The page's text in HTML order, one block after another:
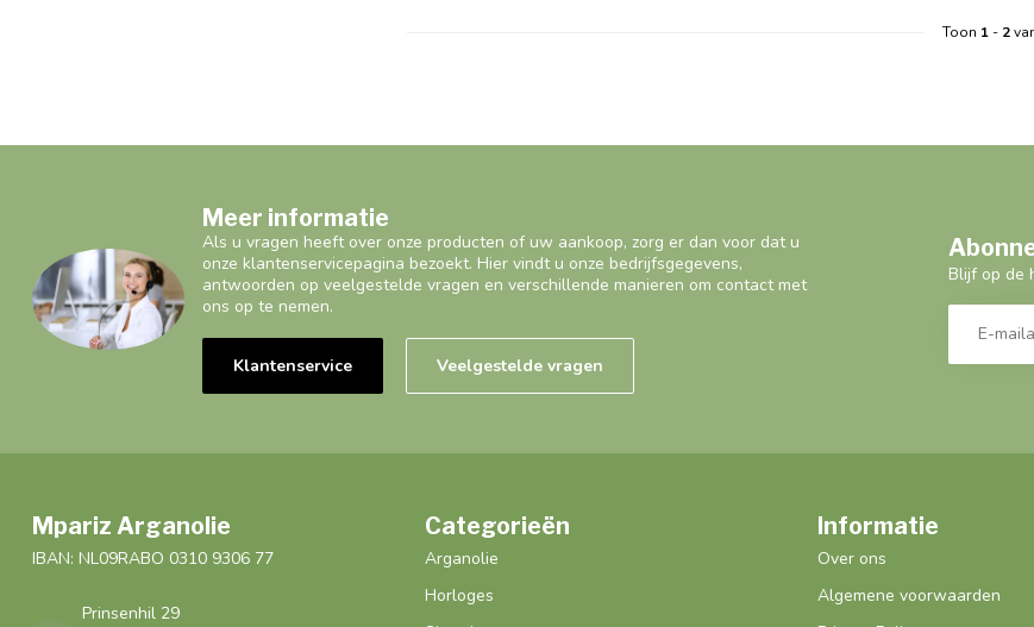
Toon 1- 2
Meer informatie
Als u vragen heeft over onze producten of uw aankoop, zorg er dan voor dat u
onze klantenservicepagina bezoekt. Hier vindt u onze bedrijfsgegevens,
antwoorden op veelgestelde vragen en verschillende manieren om contact met
ons op te nemen.
Klantenservice Veelgestelde vragen
Blijf op de
Mpariz Arganolie
IBAN: NL09RABO 0310 9306 77
Prinsenhil 29
Categorieën
Arganolie
Horloges
Informatie
Over ons
Algemene voorwaarden